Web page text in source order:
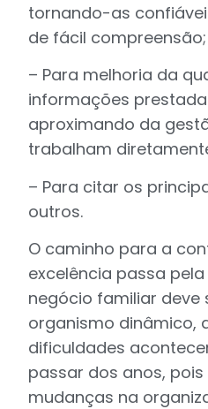
tornando-as
de fácil compreensão;
– Para melhoria da
informações
aproximando da
trabalham
– Para citar os
outros.
O caminho para a
excelência passa
negócio familiar deve
organismo dinâmico,
dificuldades
passar dos anos,
mudanças na